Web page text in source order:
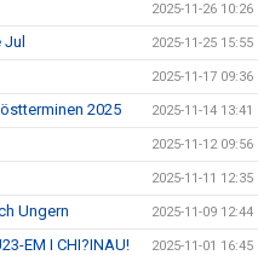
2025-11-26 10:26
2025-11-25 15:55
2025-11-17 09:36
2025 2025-11-14 13:41
2025-11-12 09:56
2025-11-11 12:35
Ungern 2025-11-09 12:44
EM I CHI?INAU! 2025-11-01 16:45